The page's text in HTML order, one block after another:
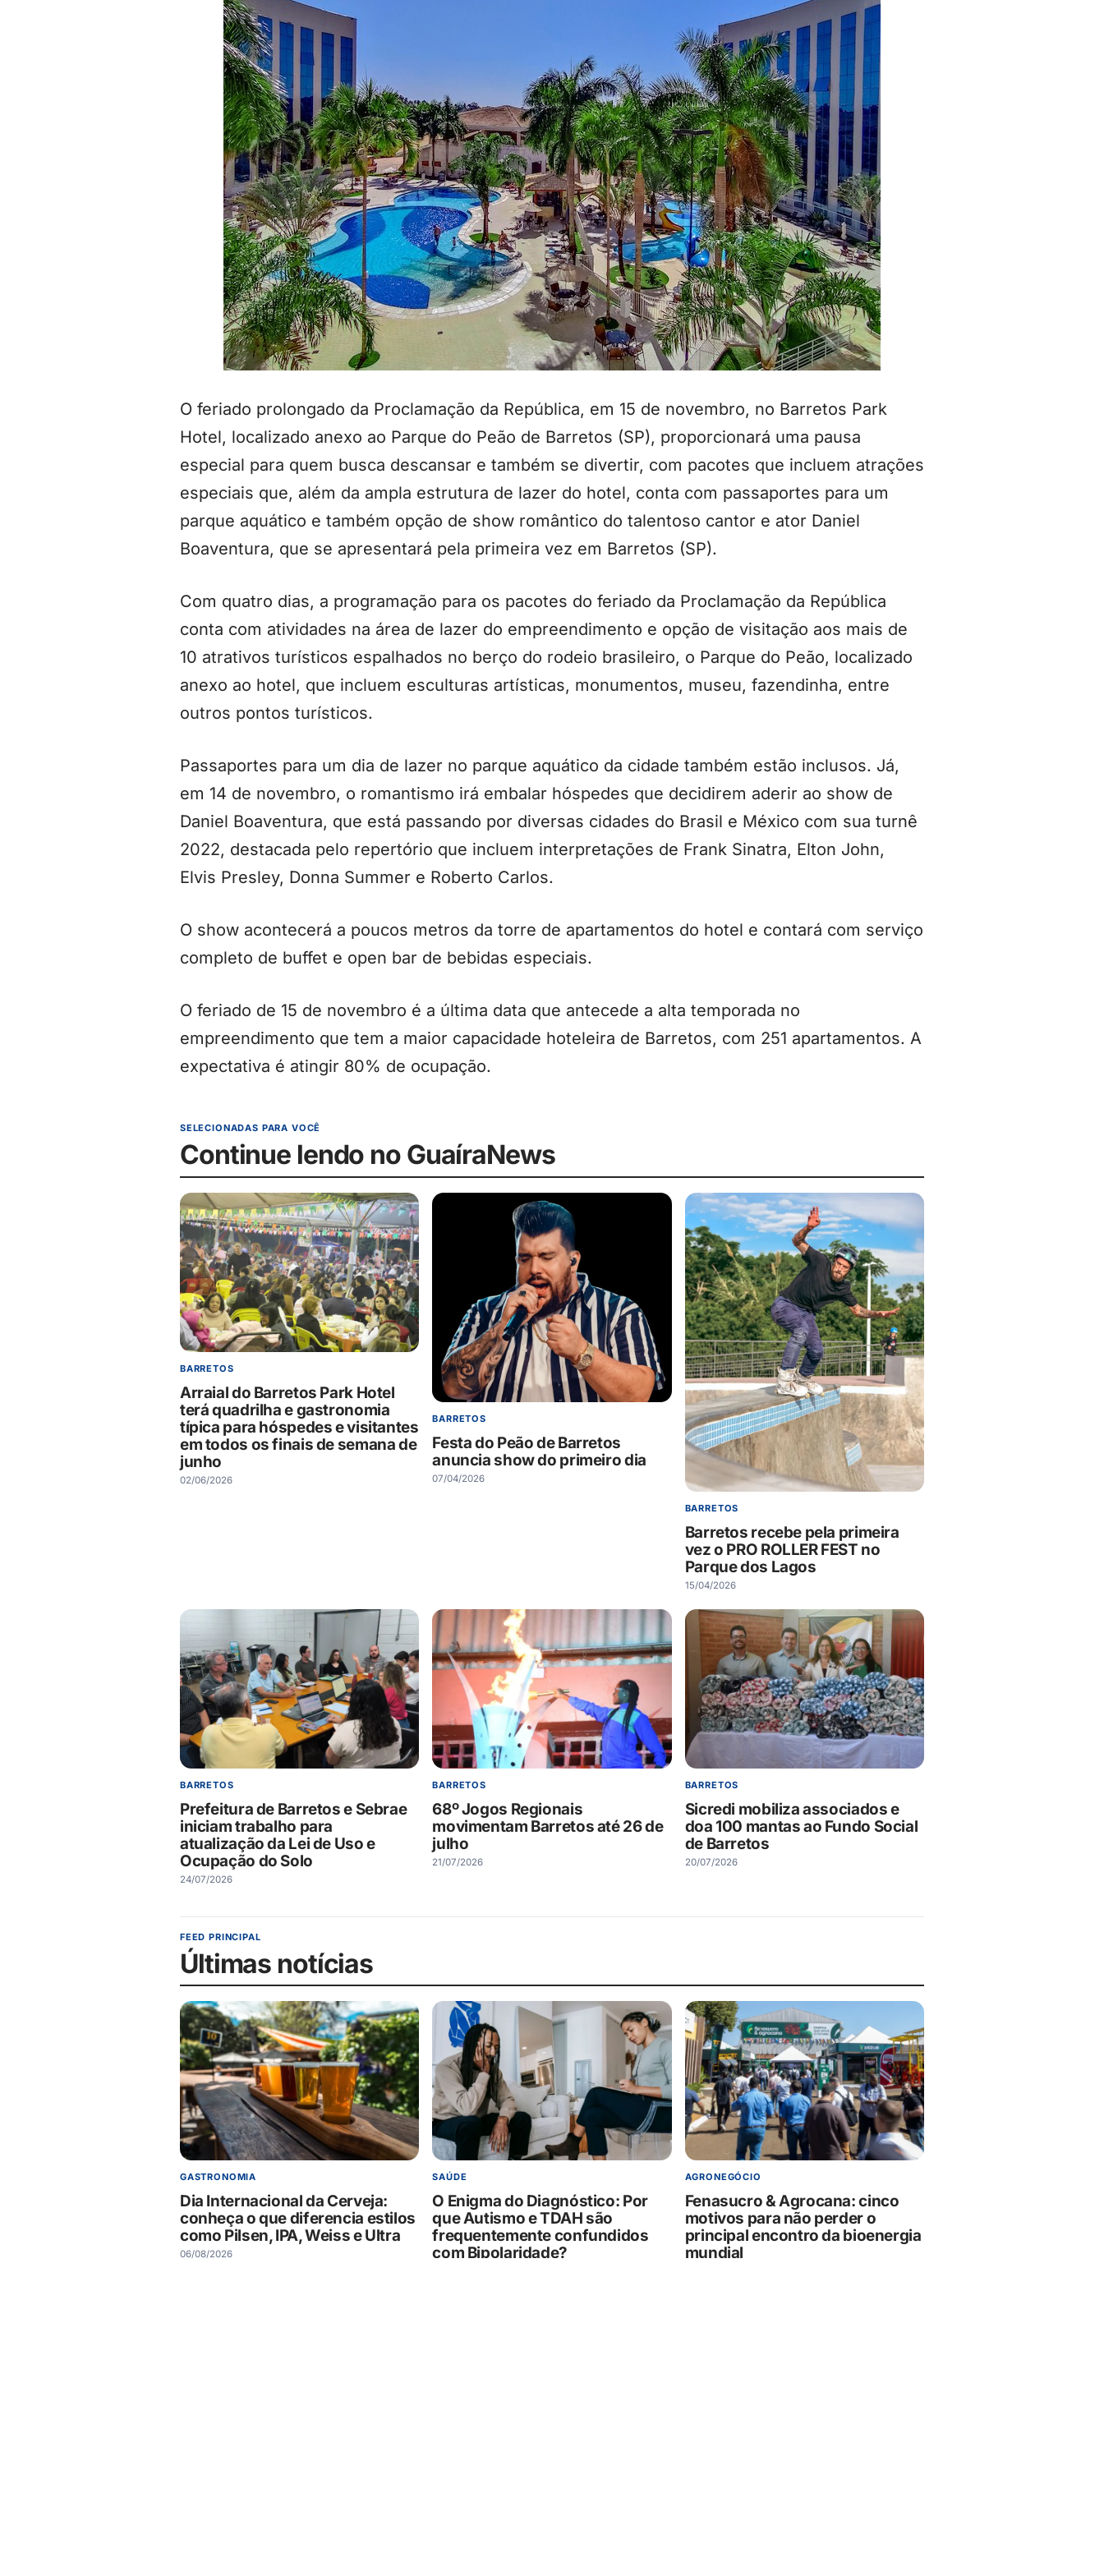
O feriado prolongado da Proclamação da República, em 15 de novembro, no Barretos Park
Hotel, localizado anexo ao Parque do Peão de Barretos (SP), proporcionará uma pausa
especial para quem busca descansar e também se divertir, com pacotes que incluem atrações
especiais que, além da ampla estrutura de lazer do hotel, conta com passaportes para um
parque aquático e também opção de show romântico do talentoso cantor e ator Daniel
Boaventura, que se apresentará pela primeira vez em Barretos (SP).
Com quatro dias, a programação para os pacotes do feriado da Proclamação da República
conta com atividades na área de lazer do empreendimento e opção de visitação aos mais de
10 atrativos turísticos espalhados no berço do rodeio brasileiro, o Parque do Peão, localizado
anexo ao hotel, que incluem esculturas artísticas, monumentos, museu, fazendinha, entre
outros pontos turísticos.
Passaportes para um dia de lazer no parque aquático da cidade também estão inclusos. Já,
em 14 de novembro, o romantismo irá embalar hóspedes que decidirem aderir ao show de
Daniel Boaventura, que está passando por diversas cidades do Brasil e México com sua turnê
2022, destacada pelo repertório que incluem interpretações de Frank Sinatra, Elton John,
Elvis Presley, Donna Summer e Roberto Carlos.
O show acontecerá a poucos metros da torre de apartamentos do hotel e contará com serviço
completo de buffet e open bar de bebidas especiais.
O feriado de 15 de novembro é a última data que antecede a alta temporada no
empreendimento que tem a maior capacidade hoteleira de Barretos, com 251 apartamentos. A
expectativa é atingir 80% de ocupação.
SELECIONADAS PARA VOCÊ
Continue lendo no GuaíraNews
BARRETOS
Arraial do Barretos Park Hotel
terá quadrilha e gastronomia
típica para hóspedes e visitantes
em todos os finais de semana de
junho
02/06/2026
BARRETOS
Festa do Peão de Barretos
anuncia show do primeiro dia
07/04/2026
BARRETOS
Barretos recebe pela primeira
vez o PRO ROLLER FEST no
Parque dos Lagos
15/04/2026
BARRETOS
Prefeitura de Barretos e Sebrae
iniciam trabalho para
atualização da Lei de Uso e
Ocupação do Solo
24/07/2026
BARRETOS
68º Jogos Regionais
movimentam Barretos até 26 de
julho
21/07/2026
BARRETOS
Sicredi mobiliza associados e
doa 100 mantas ao Fundo Social
de Barretos
20/07/2026
FEED PRINCIPAL
Últimas notícias
GASTRONOMIA
Dia Internacional da Cerveja:
conheça o que diferencia estilos
como Pilsen, IPA, Weiss e Ultra
06/08/2026
SAÚDE
O Enigma do Diagnóstico: Por
que Autismo e TDAH são
frequentemente confundidos
com Bipolaridade?
AGRONEGÓCIO
Fenasucro & Agrocana: cinco
motivos para não perder o
principal encontro da bioenergia
mundial